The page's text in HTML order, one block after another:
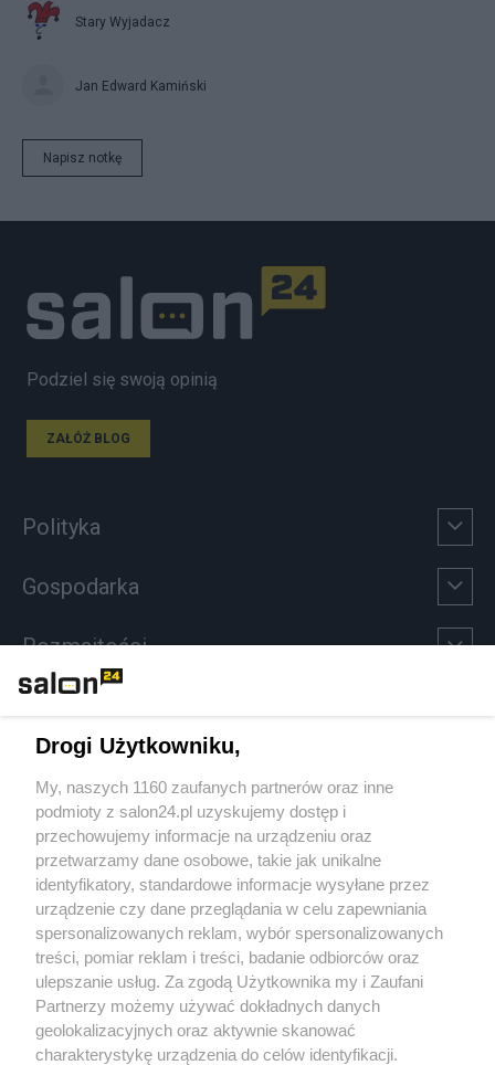
Stary Wyjadacz
Jan Edward Kamiński
Napisz notkę
Podziel się swoją opinią
ZAŁÓŻ BLOG
Polityka
Gospodarka
Rozmaitości
Sport
Społeczeństwo
Kultura
X Facebook Instagram Youtube
Drogi Użytkowniku,
My, naszych 1160 zaufanych partnerów oraz inne
podmioty z salon24.pl uzyskujemy dostęp i
przechowujemy informacje na urządzeniu oraz
przetwarzamy dane osobowe, takie jak unikalne
identyfikatory, standardowe informacje wysyłane przez
urządzenie czy dane przeglądania w celu zapewniania
spersonalizowanych reklam, wybór spersonalizowanych
treści, pomiar reklam i treści, badanie odbiorców oraz
ulepszanie usług. Za zgodą Użytkownika my i Zaufani
Partnerzy możemy używać dokładnych danych
geolokalizacyjnych oraz aktywnie skanować
charakterystykę urządzenia do celów identyfikacji.